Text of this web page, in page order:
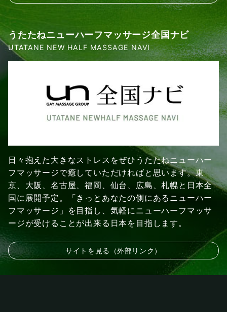
うたたねニューハーフマッサージ全国ナビ
UTATANE NEW HALF MASSAGE NAVI
日々抱えた大きなストレスをぜひうたたねニューハー
フマッサージで癒していただければと思います。東
京、大阪、名古屋、福岡、仙台、広島、札幌と日本全
国に展開予定。「きっとあなたの側にあるニューハー
フマッサージ」を目指し、気軽にニューハーフマッサ
ージが受けることが出来る日本を目指します。
サイトを見る（外部リンク）